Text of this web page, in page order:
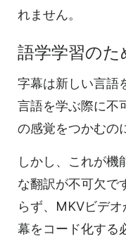
れません。
語学学習のた
字幕は新しい言語
言語を学ぶ際に不
の感覚をつかむの
しかし、これが機
な翻訳が不可欠で
らず、MKVビデ
幕をコード化する